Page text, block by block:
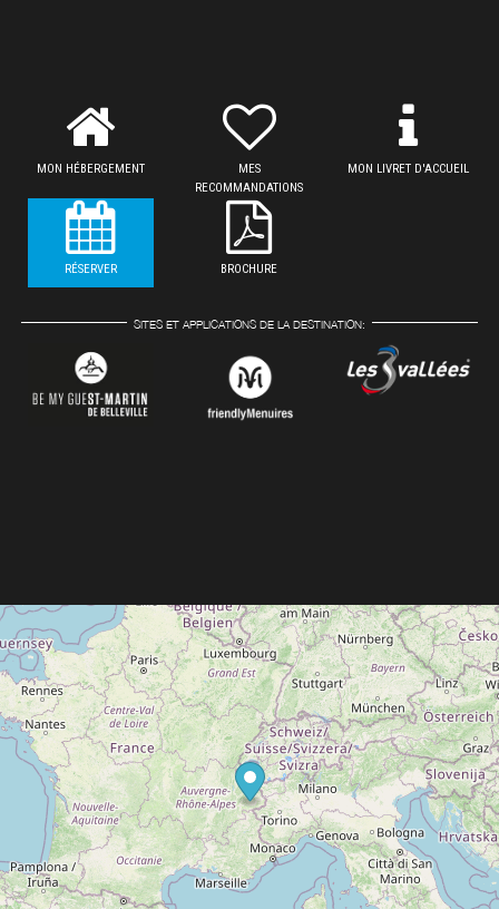
MON HÉBERGEMENT
MES
RECOMMANDATIONS
MON LIVRET D'ACCUEIL
RÉSERVER BROCHURE
SITES ET APPLICATIONS DE LA DESTINATION: